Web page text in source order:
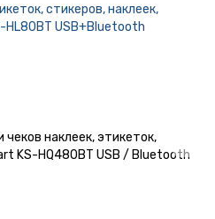
стикеров, наклеек,
USB+Bluetooth